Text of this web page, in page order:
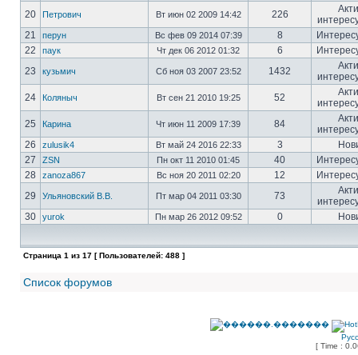
20
Петрович Вт июн 02 2009 14:42 226
21
перун Вс фев 09 2014 07:39 8
22
паук Чт дек 06 2012 01:32 6
23
кузьмич Сб ноя 03 2007 23:52 1432
24
Коляныч Вт сен 21 2010 19:25 52
25
Карина Чт июн 11 2009 17:39 84
26
zulusik4 Вт май 24 2016 22:33 3
27
ZSN Пн окт 11 2010 01:45 40
28
zanoza867 Вс ноя 20 2011 02:20 12
29
Ульяновский В.В. Пт мар 04 2011 03:30 73
30
yurok Пн мар 26 2012 09:52 0
Страница 1 из 17 [ Пользователей: 488 ]
Список форумов
[ Time :